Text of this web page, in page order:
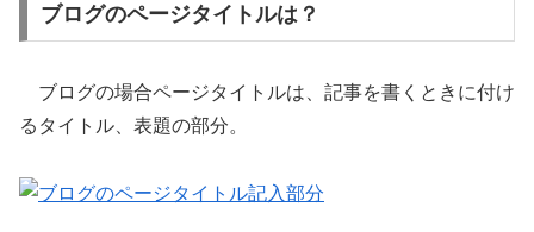
ブログのページタイトルは？
ブログの場合ページタイトルは、記事を書くときに付け
るタイトル、表題の部分。